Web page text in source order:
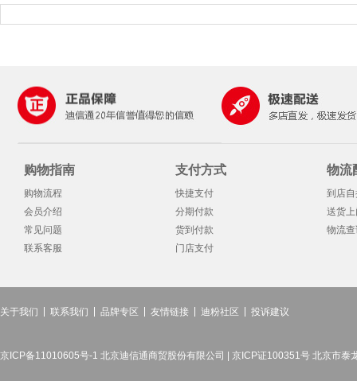
购物指南
购物流程
会员介绍
常见问题
联系客服
支付方式
快捷支付
分期付款
货到付款
门店支付
物流
到店
送货
物流
关于我们 联系我们 品牌专区 友情链接 迪粉社区 投诉建议
京ICP备11010605号-1 北京迪信通商贸股份有限公司 | 京ICP证100351号 北京市泰